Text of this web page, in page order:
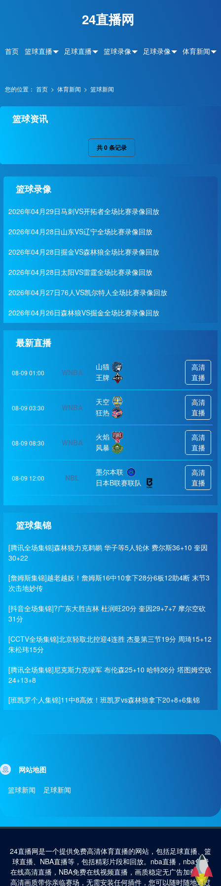
24直播网
首页 篮球直播 足球直播 篮球录像 足球录像 体育新闻
您的位置： 首页 > 体育新闻 > 篮球新闻
篮球资讯
共0条记录
篮球录像
2026年04月29日马刺VS开拓者全场比赛录像回放
2026年04月28日山东VS辽宁全场比赛录像回放
2026年04月28日掘金VS森林狼全场比赛录像回放
2026年04月28日太阳VS雷霆全场比赛录像回放
2026年04月27日76人VS凯尔特人全场比赛录像回放
2026年04月26日森林狼VS掘金全场比赛录像回放
最新直播
08-09 01:00 WNBA
山猫
王牌
高清
直播
08-09 03:30 WNBA
天空
狂热
高清
直播
08-09 08:30 WNBA
火焰
风暴
高清
直播
08-09 12:00 NBL
墨尔本联
日本B联赛联队
高清
直播
篮球集锦
[腾讯全场集锦]森林狼力克鹈鹕 华子等5人轮休 费尔斯36+10 奎因
30+22
[詹姆斯集锦]越老越妖！詹姆斯16中10拿下28分6板12助4断 末节3
次击地妙传
[抖音全场集锦]?广东大胜吉林 杜润旺20分 奎因29+7+7 摩尔空砍
31分
[CCTV全场集锦]北京轻取北控迎4连胜 杰曼第三节19分 周琦15+12
朱松玮15分
[腾讯全场集锦]尼克斯力克绿军 布伦森25+10 哈特26分 塔图姆空砍
24+13+8
[班凯罗个人集锦]11中8高效！班凯罗vs森林狼拿下20+8+6集锦
网站地图
篮球新闻 足球新闻
24直播网是一个提供免费高清体育直播的网站，包括足球直播、篮
球直播、NBA直播等，包括精彩片段和回放。nba直播，nba免费
在线高清直播，NBA免费在线视频直播，画质稳定无广告加载，4k
高清画质带你亲临赛场，无需安装任何插件，您可以随时随地通过